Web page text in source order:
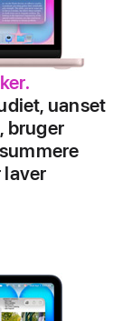
uanset
bruger